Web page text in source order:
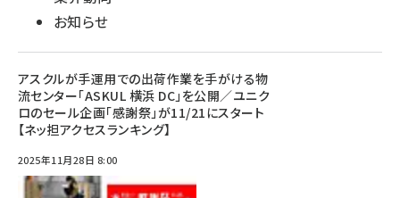
お知らせ
アスクルが手運用での出荷作業を手がける物
流センター「ASKUL 横浜 DC」を公開／ユニク
ロのセール企画「感謝祭」が11/21にスタート
【ネッ担アクセスランキング】
2025年11月28日 8:00